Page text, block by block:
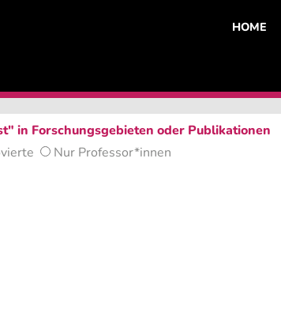
HOME
in Forschungsgebieten oder Publikationen
Nur Professor*innen